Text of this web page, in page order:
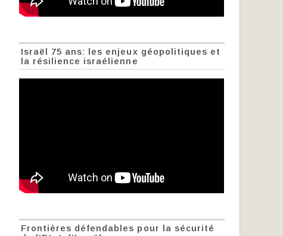
Israël 75 ans: les enjeux géopolitiques et
la résilience israélienne
Frontières défendables pour la sécurité